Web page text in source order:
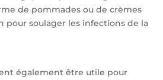
de pommades ou de crèmes
pour soulager les infections de la
également être utile pour